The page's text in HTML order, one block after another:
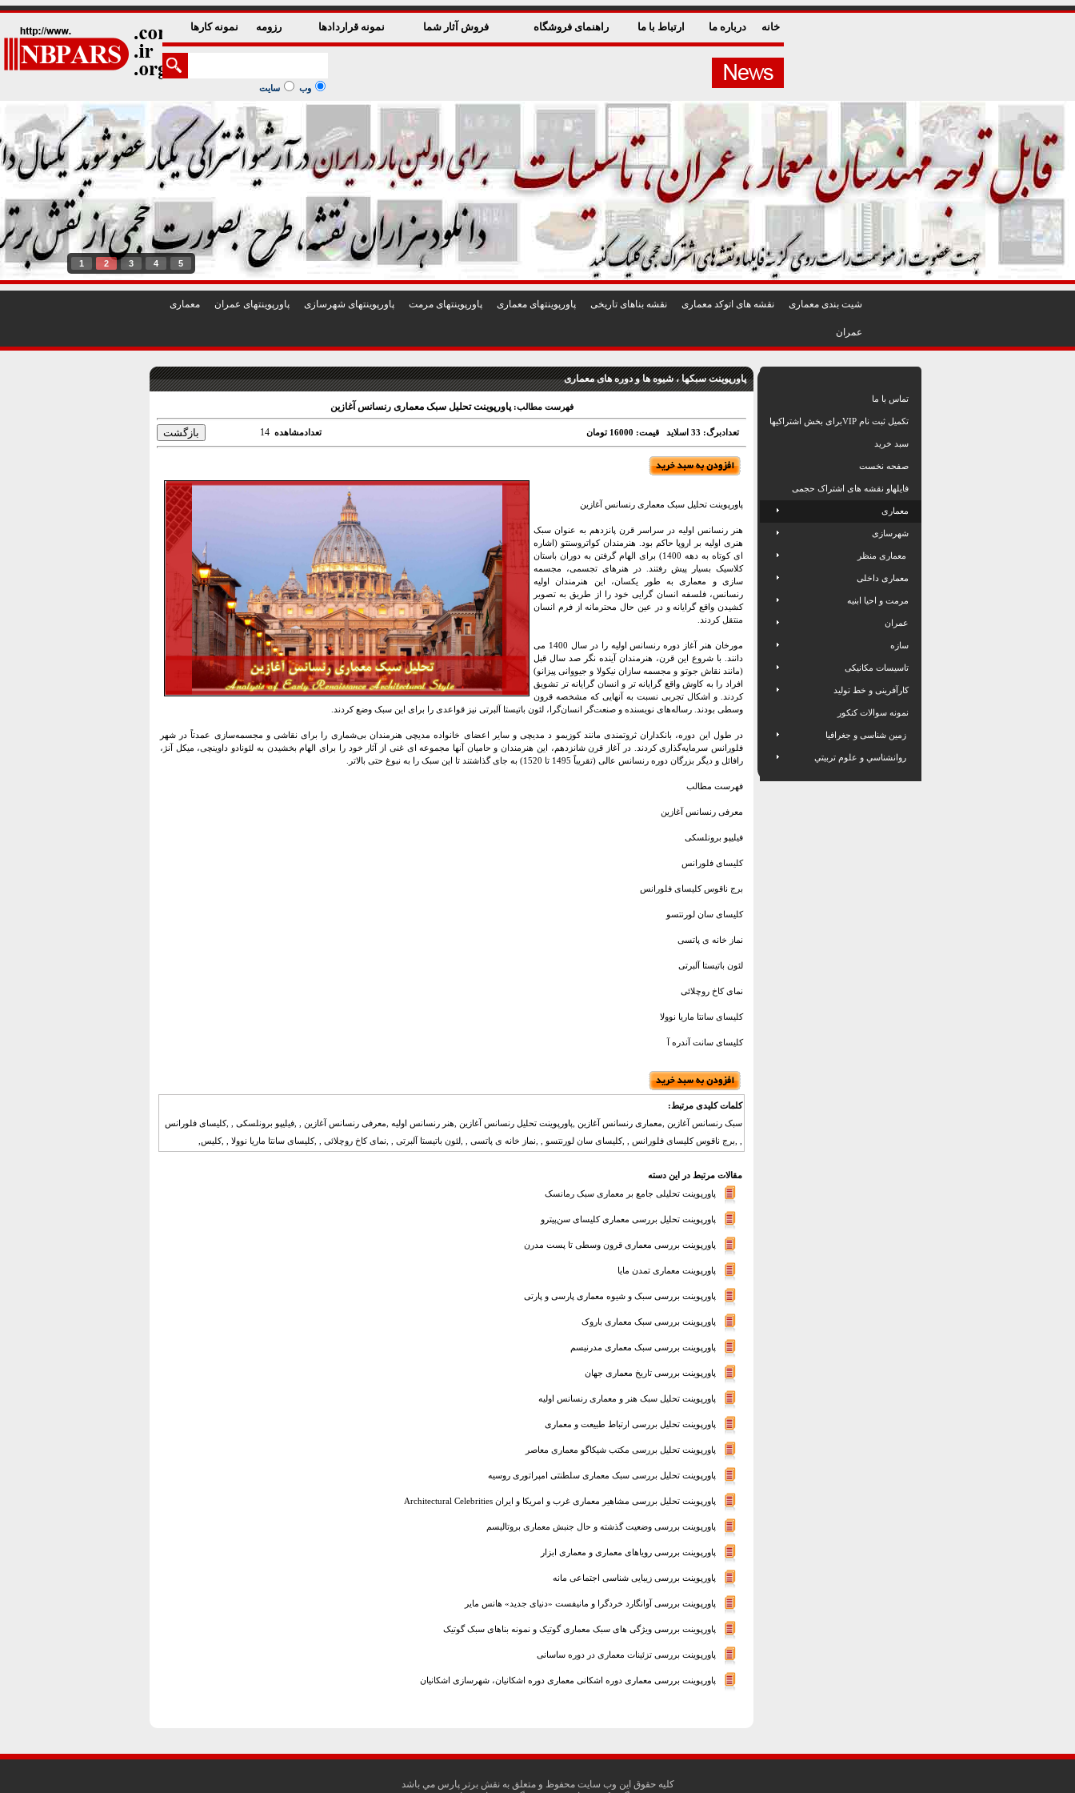
خانه درباره ما ارتباط با ما راهنمای فروشگاه فروش آثار شما نمونه قراردادها رزومه نمونه کارها
وب سایت
1 2 3 4 5
شيت بندی معماری نقشه های اتوکد معماری نقشه بناهای تاريخی پاورپوينتهای معماری پاورپوينتهای مرمت پاورپوينتهای شهرسازی پاورپوينتهای عمران معماری
عمران
پاورپوینت سبکها ، شیوه ها و دوره های معماری
فهرست مطالب: پاورپوینت تحلیل سبک معماری رنسانس آغازین
تعدادبرگ: 33 اسلاید قیمت: 16000 تومان تعدادمشاهده 14
پاورپوینت تحلیل سبک معماری رنسانس آغازین
هنر رنسانس اولیه در سراسر قرن پانزدهم به عنوان سبک
هنری اولیه بر اروپا حاکم بود. هنرمندان کواتروسنتو (اشاره
ای کوتاه به دهه 1400) برای الهام گرفتن به دوران باستان
کلاسیک بسیار پیش رفتند. در هنرهای تجسمی، مجسمه
سازی و معماری به طور یکسان، این هنرمندان اولیه
رنسانس، فلسفه انسان گرایی خود را از طریق به تصویر
کشیدن واقع گرایانه و در عین حال محترمانه از فرم انسان
منتقل کردند.
مورخان هنر آغاز دوره رنسانس اولیه را در سال 1400 می
دانند. با شروع این قرن، هنرمندان آینده نگر صد سال قبل
(مانند نقاش جوتو و مجسمه سازان نیکولا و جیووانی پیزانو)
افراد را به کاوش واقع گرایانه تر و انسان گرایانه تر تشویق
کردند. و اشکال تجربی نسبت به آنهایی که مشخصه قرون
وسطی بودند. رساله‌های نویسنده و صنعت‌گر انسان‌گرا، لئون باتیستا آلبرتی نیز قواعدی را برای این سبک وضع کردند.
در طول این دوره، بانکداران ثروتمندی مانند کوزیمو د مدیچی و سایر اعضای خانواده مدیچی هنرمندان بی‌شماری را برای نقاشی و مجسمه‌سازی عمدتاً در شهر
فلورانس سرمایه‌گذاری کردند. در آغاز قرن شانزدهم، این هنرمندان و حامیان آنها مجموعه ای غنی از آثار خود را برای الهام بخشیدن به لئونادو داوینچی، میکل آنژ،
رافائل و دیگر بزرگان دوره رنسانس عالی (تقریباً 1495 تا 1520) به جای گذاشتند تا این سبک را به نبوغ حتی بالاتر.
فهرست مطالب
معرفی رنسانس آغازین
فیلیپو برونلسکی
کلیسای فلورانس
برج ناقوس کلیسای فلورانس
کلیسای سان لورنتسو
نماز خانه ی پاتسی
لئون باتیستا آلبرتی
نمای کاخ روچلائی
کلیسای سانتا ماریا نوولا
کلیسای سانت آندره آ
کلمات کلیدی مرتبط:
سبک رنسانس آغازین ,معماری رنسانس آغازین ,پاورپوینت تحلیل رنسانس آغازین ,هنر رنسانس اولیه ,معرفی رنسانس آغازین , ,فیلیپو برونلسکی , ,کلیسای فلورانس
, ,برج ناقوس کلیسای فلورانس , ,کلیسای سان لورنتسو , ,نماز خانه ی پاتسی , ,لئون باتیستا آلبرتی , ,نمای کاخ روچلائی , ,کلیسای سانتا ماریا نوولا , ,کلیس,
مقالات مرتبط در این دسته
پاورپوینت تحلیلی جامع بر معماری سبک رمانسک
پاورپوینت تحلیل بررسی معماری کلیسای سن‌پیترو
پاورپوینت بررسی معماری قرون وسطی تا پست مدرن
پاورپوینت معماری تمدن مایا
پاورپوینت بررسی سبک و شیوه معماری پارسی و پارتی
پاورپوینت بررسی سبک معماری باروک
پاورپوینت بررسی سبک معماری مدرنیسم
پاورپوینت بررسی تاریخ معماری جهان
پاورپوینت تحلیل سبک هنر و معماری رنسانس اولیه
پاورپوینت تحلیل بررسی ارتباط طبیعت و معماری
پاورپوینت تحلیل بررسی مکتب شیکاگو معماری معاصر
پاورپوینت تحلیل بررسی سبک معماری سلطنتی امپراتوری روسیه
پاورپوینت تحلیل بررسی مشاهیر معماری غرب و امریکا و ایران Architectural Celebrities
پاورپوینت بررسی وضعیت گذشته و حال جنبش معماری بروتالیسم
پاورپوینت بررسی رویاهای معماری و معماری ابزار
پاورپوینت بررسی زیبایی شناسی اجتماعی مانه
پاورپوینت بررسی آوانگارد خردگرا و مانیفست «دنیای جدید» هانس مایر
پاورپوینت بررسی ویژگی های سبک معماری گوتیک و نمونه بناهای سبک گوتیک
پاورپوینت بررسی تزئینات معماری در دوره ساسانی
پاورپوینت بررسی معماری دوره اشکانی معماری دوره اشکانیان، شهرسازی اشکانیان
تماس با ما
تکمیل ثبت نام VIPبرای بخش اشتراکیها
سبد خرید
صفحه نخست
فایلهاو نقشه های اشتراک حجمی
معماری
شهرسازی
معماری منظر
معماری داخلی
مرمت و احیا ابنیه
عمران
سازه
تاسیسات مکانیکی
کارآفرینی و خط تولید
نمونه سوالات کنکور
زمین شناسی و جغرافیا
روانشناسي و علوم تربيتي
کليه حقوق اين وب سايت محفوظ و متعلق به نقش برتر پارس مي باشد